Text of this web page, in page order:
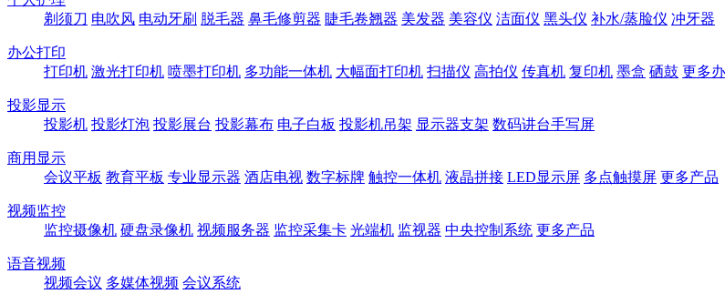
剃须刀 电吹风 电动牙刷 脱毛器 鼻毛修剪器 睫毛卷翘器 美发器 美容仪 洁面仪 黑头仪 补水/蒸脸仪 冲牙器
办公打印
打印机 激光打印机 喷墨打印机 多功能一体机 大幅面打印机 扫描仪 高拍仪 传真机 复印机 墨盒 硒鼓 更多
投影显示
投影机 投影灯泡 投影展台 投影幕布 电子白板 投影机吊架 显示器支架 数码讲台手写屏
商用显示
会议平板 教育平板 专业显示器 酒店电视 数字标牌 触控一体机 液晶拼接 LED显示屏 多点触摸屏 更多产品
视频监控
监控摄像机 硬盘录像机 视频服务器 监控采集卡 光端机 监视器 中央控制系统 更多产品
语音视频
视频会议 多媒体视频 会议系统